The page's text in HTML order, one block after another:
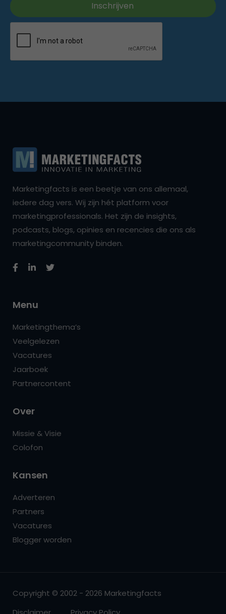
Marketingfacts is een beetje van ons allemaal,
iedere dag vers. Wij zijn hét platform voor
marketingprofessionals. Het zijn de insights,
podcasts, blogs, opinies en recencies die ons als
marketingcommunity binden.
Menu
Marketingthema’s
Veelgelezen
Vacatures
Jaarboek
Partnercontent
Over
Missie & Visie
Colofon
Kansen
Adverteren
Partners
Vacatures
Blogger worden
Copyright © 2002 - 2026 Marketingfacts